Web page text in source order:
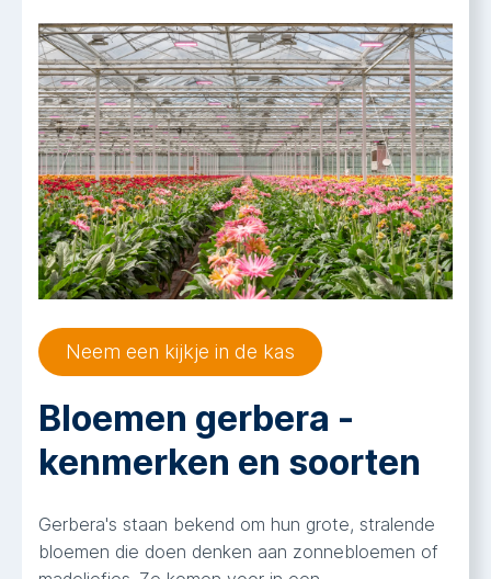
Neem een kijkje in de kas
Bloemen gerbera -
kenmerken en soorten
Gerbera's staan bekend om hun grote, stralende
bloemen die doen denken aan zonnebloemen of